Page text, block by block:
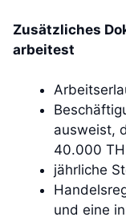
Zusätzliches
arbeitest
ausweist,
40.000
jährliche
und eine